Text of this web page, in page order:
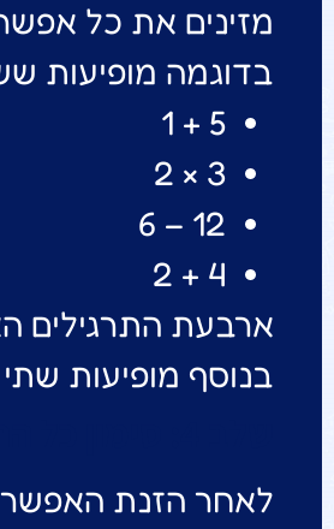
מזינים את כל
בדוגמה מופיעות
5 + 1
3 × 2
12 − 6
4 + 2
ארבעת התרגילים האלה נותנים את
בנוסף מופיעות
לאחר הזנת